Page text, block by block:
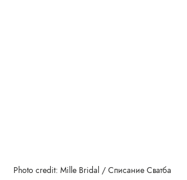
Photo credit: Mille Bridal / Списание Сватба